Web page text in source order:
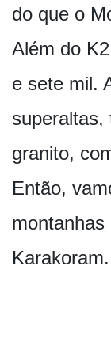
do que o
Além do
e sete mil.
superaltas,
granito,
Então,
Karakoram.